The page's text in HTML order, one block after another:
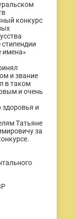
конкурс
имена»
и звание
в таком
и очень
здоровья и
Татьяне
за